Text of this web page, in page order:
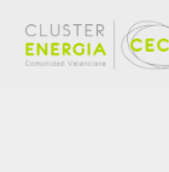
contenido